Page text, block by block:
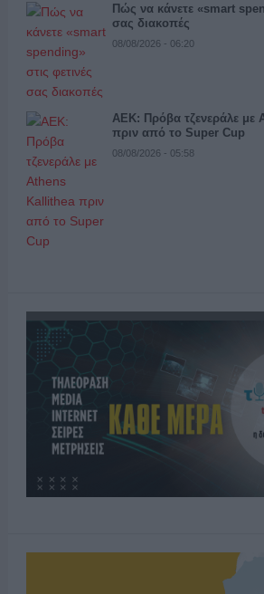
Πώς να κάνετε «smart
σας διακοπές
08/08/2026 - 06:20
ΑΕΚ: Πρόβα τζενεράλε με
πριν από το Super Cup
08/08/2026 - 05:58